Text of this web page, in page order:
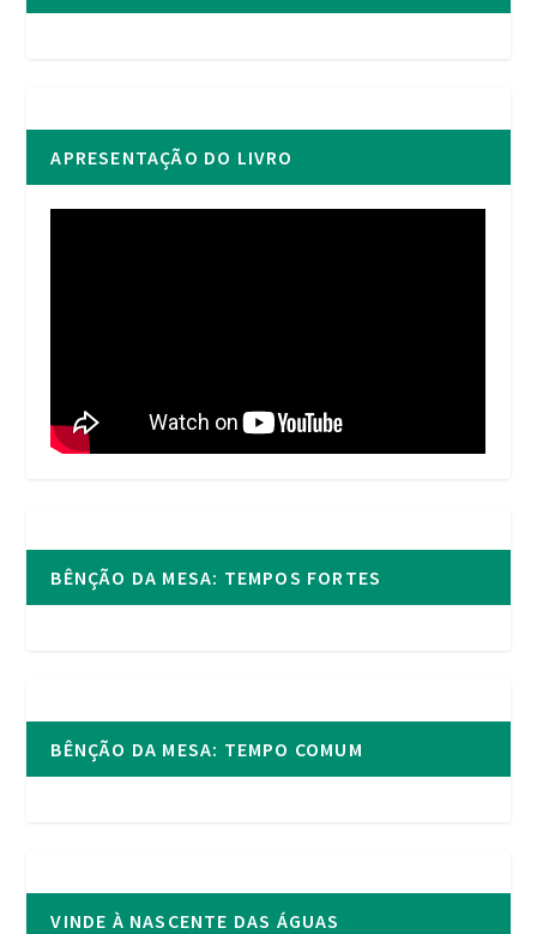
APRESENTAÇÃO DO LIVRO
BÊNÇÃO DA MESA: TEMPOS FORTES
BÊNÇÃO DA MESA: TEMPO COMUM
VINDE À NASCENTE DAS ÁGUAS